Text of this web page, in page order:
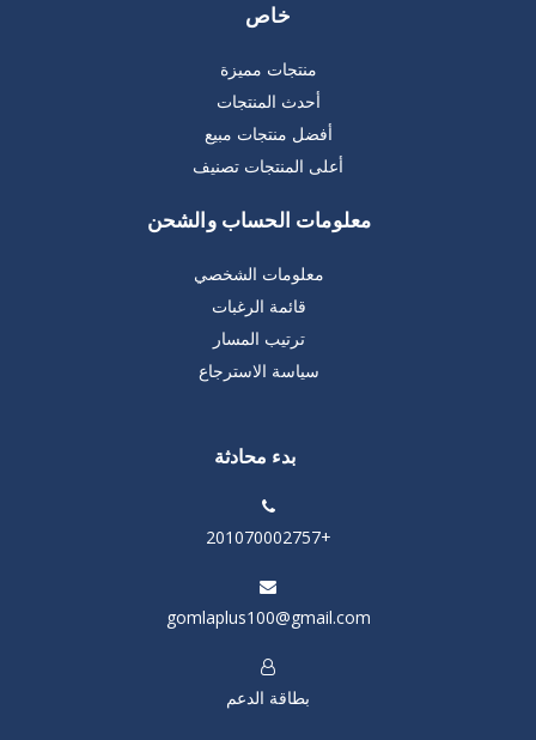
خاص
منتجات مميزة
أحدث المنتجات
أفضل منتجات مبيع
أعلى المنتجات تصنيف
معلومات الحساب والشحن
معلومات الشخصي
قائمة الرغبات
ترتيب المسار
سياسة الاسترجاع
بدء محادثة
+201070002757
gomlaplus100@gmail.com
بطاقة الدعم